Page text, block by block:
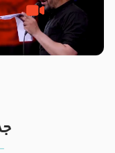
تک ، عبّاس، صاحب
حاج حنیف طاهری –